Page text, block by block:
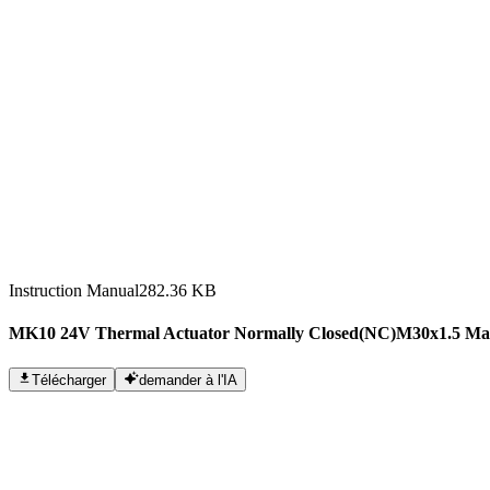
Instruction Manual282.36 KB
MK10 24V Thermal Actuator Normally Closed(NC)M30x1.5
Télécharger demander à l'IA